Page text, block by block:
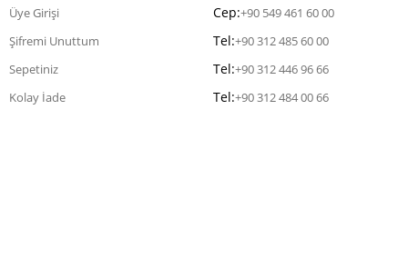
Üye Girişi
Şifremi Unuttum
Sepetiniz
Kolay İade
Cep:+90 549 461 60 00
Tel:+90 312 485 60 00
Tel:+90 312 446 96 66
Tel:+90 312 484 00 66